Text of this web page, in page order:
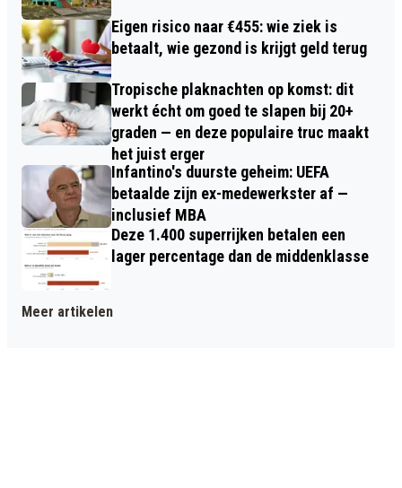
Eigen risico naar €455: wie ziek is
betaalt, wie gezond is krijgt geld terug
Tropische plaknachten op komst: dit
werkt écht om goed te slapen bij 20+
graden — en deze populaire truc maakt
het juist erger
Infantino's duurste geheim: UEFA
betaalde zijn ex-medewerkster af —
inclusief MBA
Deze 1.400 superrijken betalen een
lager percentage dan de middenklasse
Meer artikelen